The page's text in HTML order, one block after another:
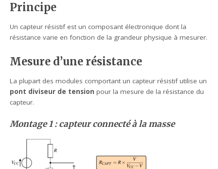
Principe
Un capteur résistif est un composant électronique dont la
résistance varie en fonction de la grandeur physique à mesurer.
Mesure d’une résistance
La plupart des modules comportant un capteur résistif utilise un
pont diviseur de tension pour la mesure de la résistance du
capteur.
Montage 1 : capteur connecté à la masse